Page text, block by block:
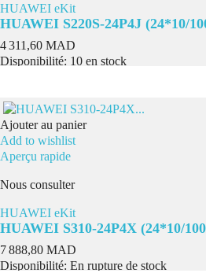
HUAWEI eKit
HUAWEI S220S-24P4J (24*10/
Prix
4 311,60 MAD
Disponibilité: 10 en stock
Ajouter au panier
Add to wishlist
Aperçu rapide
Nous consulter
HUAWEI eKit
HUAWEI S310-24P4X (24*10/
Prix
7 888,80 MAD
Disponibilité: En rupture de stock